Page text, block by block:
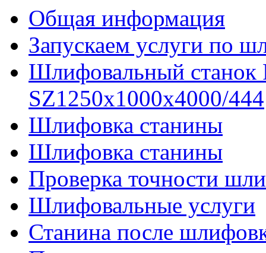
Общая информация
Запускаем услуги по
Шлифовальный
SZ1250x1000x4000/444
Шлифовка станины
Шлифовка станины
Проверка точности
Шлифовальные услуги
Станина после